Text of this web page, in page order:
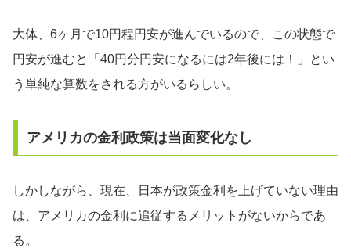
大体、6ヶ月で10円程円安が進んでいるので、この状態で
円安が進むと「40円分円安になるには2年後には！」とい
う単純な算数をされる方がいるらしい。
アメリカの金利政策は当面変化なし
しかしながら、現在、日本が政策金利を上げていない理由
は、アメリカの金利に追従するメリットがないからであ
る。